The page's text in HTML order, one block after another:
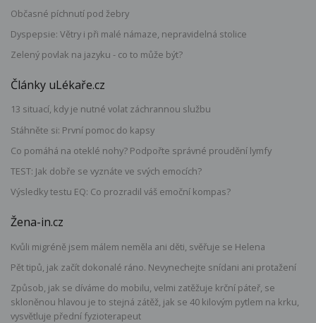
Občasné píchnutí pod žebry
Dyspepsie: Větry i při malé námaze, nepravidelná stolice
Zelený povlak na jazyku - co to může být?
Články uLékaře.cz
13 situací, kdy je nutné volat záchrannou službu
Stáhněte si: První pomoc do kapsy
Co pomáhá na oteklé nohy? Podpořte správné proudění lymfy
TEST: Jak dobře se vyznáte ve svých emocích?
Výsledky testu EQ: Co prozradil váš emoční kompas?
Žena-in.cz
Kvůli migréně jsem málem neměla ani děti, svěřuje se Helena
Pět tipů, jak začít dokonalé ráno. Nevynechejte snídani ani protažení
Způsob, jak se díváme do mobilu, velmi zatěžuje krční páteř, se
skloněnou hlavou je to stejná zátěž, jak se 40 kilovým pytlem na krku,
vysvětluje přední fyzioterapeut